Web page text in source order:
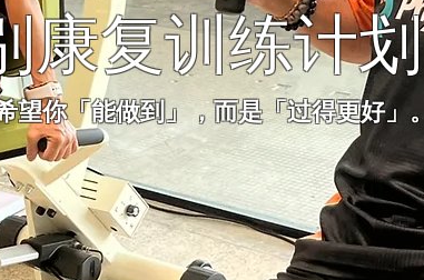
康复训练计划
望你「能做到」，而是「过得更好」。